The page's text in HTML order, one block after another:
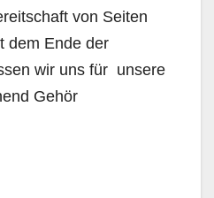
von Seiten
dem Ende der
wir uns für unsere
Gehör